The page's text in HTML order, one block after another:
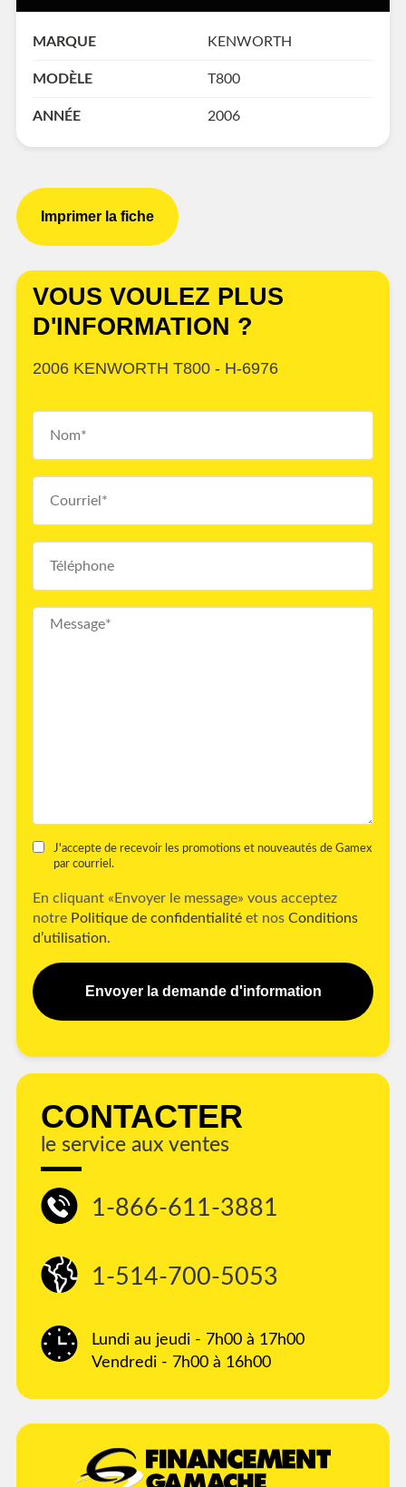
MARQUE KENWORTH
MODÈLE T800
ANNÉE 2006
Imprimer la fiche
VOUS VOULEZ PLUS
D'INFORMATION ?
2006 KENWORTH T800 - H-6976
J'accepte de recevoir les promotions et nouveautés de Gamex
par courriel.
En cliquant «Envoyer le message» vous acceptez
notre Politique de confidentialité et nos Conditions
d’utilisation.
Envoyer la demande d'information
CONTACTER
le service aux ventes
1-866-611-3881
1-514-700-5053
Lundi au jeudi - 7h00 à 17h00
Vendredi - 7h00 à 16h00